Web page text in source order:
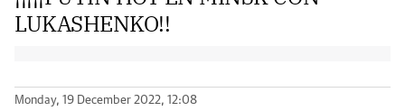
LUKASHENKO!!
Monday, 19 December 2022, 12:08